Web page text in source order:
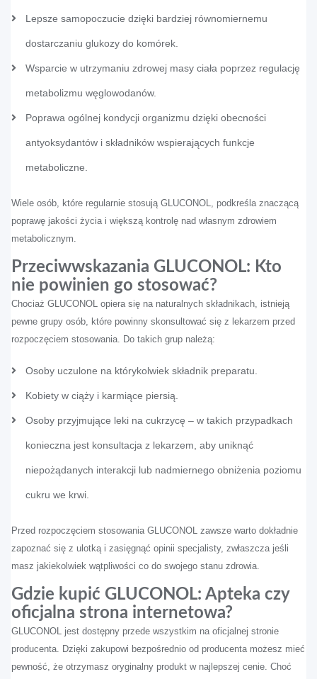
Lepsze samopoczucie dzięki bardziej równomiernemu
dostarczaniu glukozy do komórek.
Wsparcie w utrzymaniu zdrowej masy ciała poprzez regulację
metabolizmu węglowodanów.
Poprawa ogólnej kondycji organizmu dzięki obecności
antyoksydantów i składników wspierających funkcje
metaboliczne.
Wiele osób, które regularnie stosują GLUCONOL, podkreśla znaczącą
poprawę jakości życia i większą kontrolę nad własnym zdrowiem
metabolicznym.
Przeciwwskazania GLUCONOL: Kto
nie powinien go stosować?
Chociaż GLUCONOL opiera się na naturalnych składnikach, istnieją
pewne grupy osób, które powinny skonsultować się z lekarzem przed
rozpoczęciem stosowania. Do takich grup należą:
Osoby uczulone na którykolwiek składnik preparatu.
Kobiety w ciąży i karmiące piersią.
Osoby przyjmujące leki na cukrzycę – w takich przypadkach
konieczna jest konsultacja z lekarzem, aby uniknąć
niepożądanych interakcji lub nadmiernego obniżenia poziomu
cukru we krwi.
Przed rozpoczęciem stosowania GLUCONOL zawsze warto dokładnie
zapoznać się z ulotką i zasięgnąć opinii specjalisty, zwłaszcza jeśli
masz jakiekolwiek wątpliwości co do swojego stanu zdrowia.
Gdzie kupić GLUCONOL: Apteka czy
oficjalna strona internetowa?
GLUCONOL jest dostępny przede wszystkim na oficjalnej stronie
producenta. Dzięki zakupowi bezpośrednio od producenta możesz mieć
pewność, że otrzymasz oryginalny produkt w najlepszej cenie. Choć